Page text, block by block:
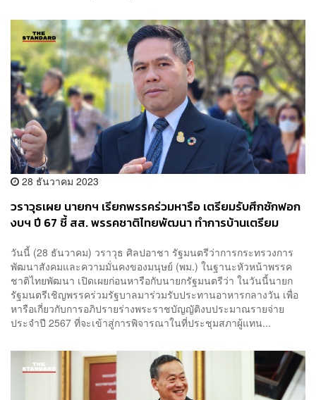
28 ธันวาคม 2023
วราวุธเผย นายกฯ เรียกพรรคร่วม​หารือ เตรียมรับศึกซักฟอก
งบฯ ปี 67 ชี้ สส. พรรคชาติไทย​พัฒนา ทำการบ้านเตรียม
วันนี้ (28 ธันวาคม) วราวุธ​ ศิลปอาชา​ รัฐมนตรีว่าการกระทรวงการ
พัฒนาสังคมและความมั่นคงของมนุษย์ (พม.) ในฐานะหัวหน้าพรรค
ชาติไทยพัฒนา​ เปิดเผยก่อนหารือกับนายกรัฐมนตรีว่า ในวันนี้นายก
รัฐมนตรีเชิญพรรคร่วมรัฐบาลมาร่วมรับประทานอาหารกลางวัน ​เพื่อ
หารือเกี่ยวกับการอภิปรายร่างพระราชบัญญัติงบประมาณรายจ่าย
ประจำปี 2567 ที่จะเข้าสู่การพิจารณาในที่ประชุมสภาผู้แทน...